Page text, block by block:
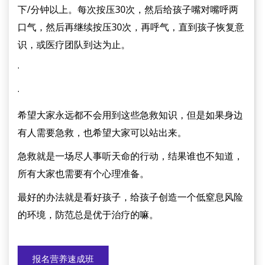
下/分钟以上。每次按压30次，然后给孩子嘴对嘴呼两
口气，然后再继续按压30次，再呼气，直到孩子恢复意
识，或医疗团队到达为止。
·
·
希望大家永远都不会用到这些急救知识，但是如果身边
有人需要急救，也希望大家可以站出来。
急救就是一场尽人事听天命的行动，结果谁也不知道，
所有大家也需要有个心理准备。
最好的办法就是看好孩子，给孩子创造一个低窒息风险
的环境，防范总是优于治疗的嘛。
报名营养速成班